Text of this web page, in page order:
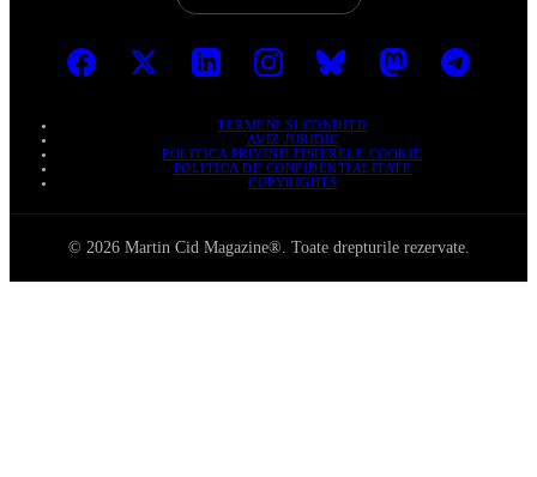
TERMENI ȘI CONDIȚII
AVIZ JURIDIC
POLITICA PRIVIND FIȘIERELE COOKIE
POLITICA DE CONFIDENȚIALITATE
COPYRIGHTS
© 2026 Martin Cid Magazine®. Toate drepturile rezervate.